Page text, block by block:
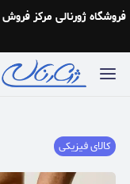
فروشگاه ژورنالی مرکز
کالای فیزیکی